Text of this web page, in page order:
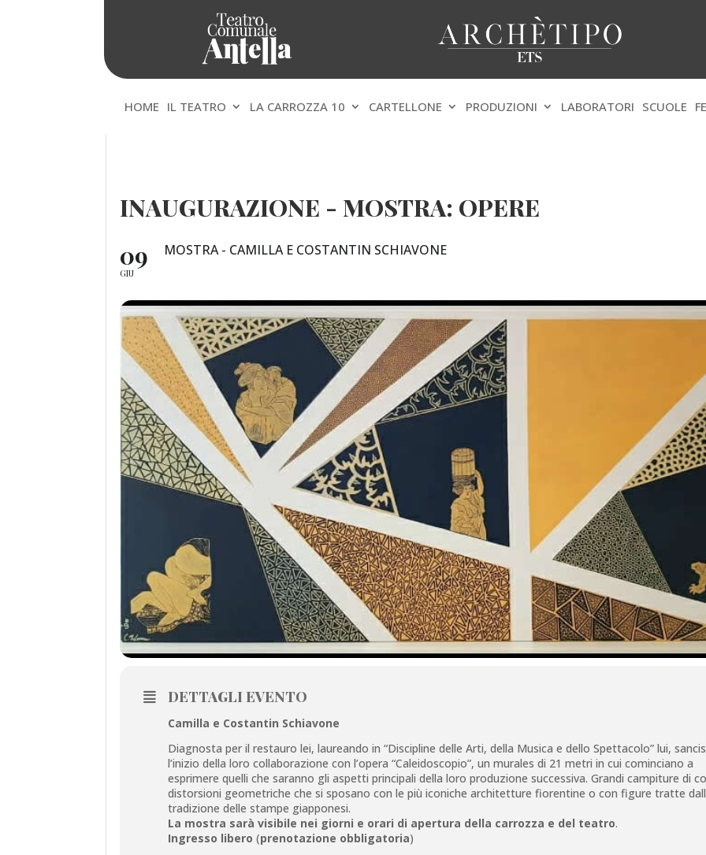
HOME IL TEATRO LA CARROZZA 10 CARTELLONE PRODUZIONI LABORATORI SCUOLE
INAUGURAZIONE - MOSTRA: OPERE
09
GIU
MOSTRA - CAMILLA E COSTANTIN SCHIAVONE
DETTAGLI EVENTO
Camilla e Costantin Schiavone
Diagnosta per il restauro lei, laureando in “Discipline delle Arti, della Musica e dello Spettacolo” lui,
l’inizio della loro collaborazione con l’opera “Caleidoscopio”, un murales di 21 metri in cui cominciano a
esprimere quelli che saranno gli aspetti principali della loro produzione successiva. Grandi campiture di
distorsioni geometriche che si sposano con le più iconiche architetture fiorentine o con figure tratte
tradizione delle stampe giapponesi.
La mostra sarà visibile nei giorni e orari di apertura della carrozza e del teatro.
Ingresso libero (prenotazione obbligatoria)